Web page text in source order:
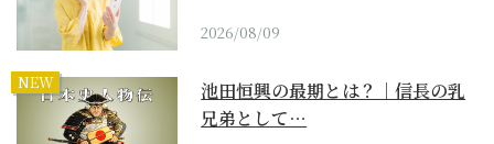
2026/08/09
NEW
池田恒興の最期とは？｜信長の乳
兄弟として…